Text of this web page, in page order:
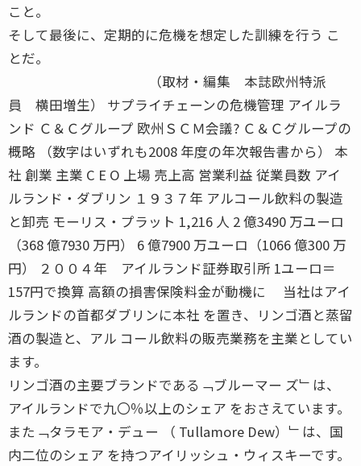
こと。
そして最後に、定期的に危機を想定した訓練を行う こ
とだ。
（取材・編集 本誌欧州特派
員 横田増生） サプライチェーンの危機管理 アイルラ
ンド Ｃ＆Ｃグループ 欧州ＳＣＭ会議? Ｃ＆Ｃグループの
概略 （数字はいずれも2008 年度の年次報告書から） 本
社 創業 主業 C E O 上場 売上高 営業利益 従業員数 アイ
ルランド・ダブリン １９３７年 アルコール飲料の製造
と卸売 モーリス・プラット 1,216 人 2 億3490 万ユーロ
（368 億7930 万円） 6 億7900 万ユーロ（1066 億300 万
円） ２００４年 アイルランド証券取引所 1ユーロ＝
157円で換算 高額の損害保険料金が動機に 当社はアイ
ルランドの首都ダブリンに本社 を置き、リンゴ酒と蒸留
酒の製造と、アル コール飲料の販売業務を主業としてい
ます。
リンゴ酒の主要ブランドである﹁ブルーマー ズ﹂は、
アイルランドで九〇％以上のシェア をおさえています。
また﹁タラモア・デュー （ Tullamore Dew）﹂は、国
内二位のシェア を持つアイリッシュ・ウィスキーです。